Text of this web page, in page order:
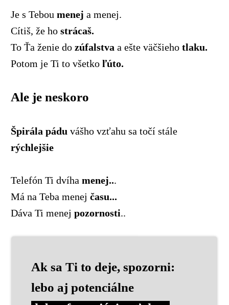
Je s Tebou menej a menej.
Cítiš, že hostrácaš.
To Ťa ženie do zúfalstva a ešte väčšieho tlaku.
Potom je Ti to všetko ľúto.
Ale je neskoro
Špirála pádu vášho vzťahu sa točí stále
rýchlejšie
Telefón Ti dvíhamenej...
Má na Teba menejčasu...
Dáva Ti menejpozornosti..
Ak sa Ti to deje, spozorni:
lebo aj potenciálne